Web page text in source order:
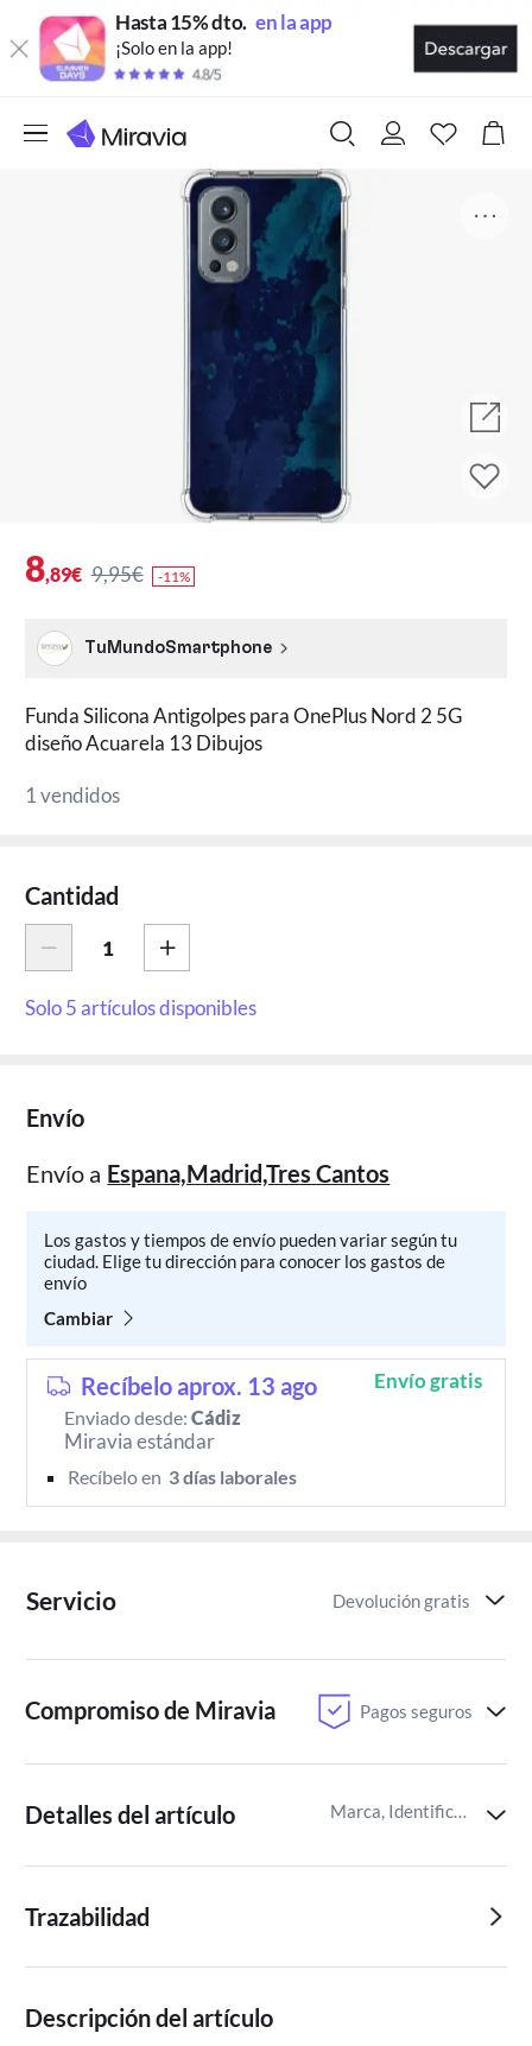
Hasta 15% dto. en la app
¡Solo en la app!
8,89€ 9,95€ -11%
TuMundoSmartphone
Funda Silicona Antigolpes para OnePlus Nord 2 5G
diseño Acuarela 13 Dibujos
1 vendidos
Cantidad
Solo 5 artículos disponibles
Envío
Envío a Espana,Madrid,Tres Cantos
Los gastos y tiempos de envío pueden variar según tu
ciudad. Elige tu dirección para conocer los gastos de
envío
Cambiar
Recíbelo aprox. 13 ago Envío gratis
Enviado desde:Cádiz
Miravia estándar
Recíbelo en 3 días laborales
Servicio Devolución gratis
Compromiso de Miravia Pagos seguros
Detalles del artículo Marca, Identificador del artículo de Miravia
Trazabilidad
Descripción del artículo